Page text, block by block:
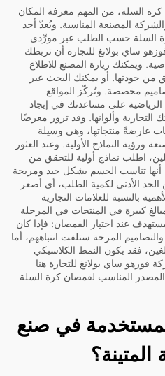
كرة السلة، من المهم معرفة المكان
المصنعة المناسبة. ويُعدّ أحد
السلة حسب الطلب عبر مورِّدي
ساي بولانغ للتجارة أن تربطك
ويمكنك زيارة المصنع للاطلاع
من جودتها. أو يمكنك البحث عبر
مخصصة. وتُركّز المواقع
الرياضية على مساعدتك في إيجاد
وألوانها. وقد تزور معرضًا
عارضةً منتجاتها، وهي وسيلة
النماذج الأولية. وعند العثور
اطلب نماذج أولية للتحقق من
تناسب الجسم بشكل جيد ومريحة
الحد الأدنى لكمية الطلب، أي أصغر
بالنسبة للعلامات التجارية
كبيرة في المنتجات في المرحلة
عند اختيار القمصان: فإذا كان
المرحة ستلفت انتباههم، أما
فقد يكون النمط الكلاسيكي
فوزهو ساي بولانغ للتجارة هنا
المناسب لقمصان كرة السلة
في صنع